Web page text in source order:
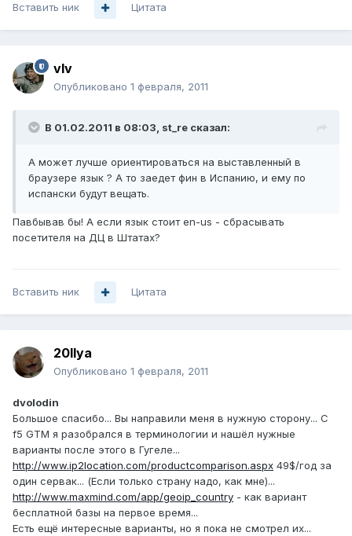
Вставить ник Цитата
vIv
Опубликовано 1 февраля, 2011
В 01.02.2011 в 08:03, st_re сказал:
А может лучше ориентироваться на выставленный в
браузере язык ? А то заедет фин в Испанию, и ему по
испански будут вещать.
Павбывав бы! А если язык стоит en-us - сбрасывать
посетителя на ДЦ в Штатах?
Вставить ник Цитата
20Ilya
Опубликовано 1 февраля, 2011
dvolodin
Большое спасибо... Вы направили меня в нужную сторону... С
f5 GTM я разобрался в терминологии и нашёл нужные
варианты после этого в Гугеле...
http://www.ip2location.com/productcomparison.aspx 49$/год за
один сервак... (Если только страну надо, как мне)...
http://www.maxmind.com/app/geoip_country - как вариант
бесплатной базы на первое время...
Есть ещё интересные варианты, но я пока не смотрел их...